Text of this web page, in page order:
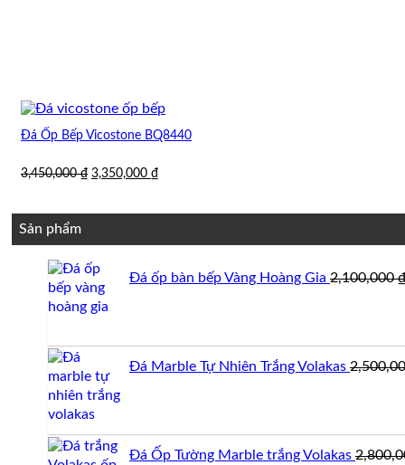
Đá Ốp Bếp Vicostone BQ8440
3,450,000₫ Giá
3,350,000 ₫Giá
Sản phẩm
Đá ốp bàn bếp Vàng Hoàng Gia 2,100,000
Đá Marble Tự Nhiên Trắng Volakas
Đá Ốp Tường Marble trắng Volakas